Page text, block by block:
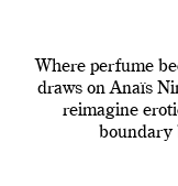
Where perfume
draws on Anaïs
reimagine
boundary